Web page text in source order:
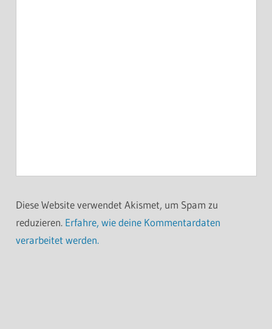
Diese Website verwendet Akismet, um Spam zu
reduzieren. Erfahre, wie deine Kommentardaten
verarbeitet werden.